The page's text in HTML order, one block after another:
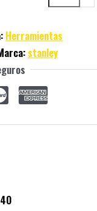
Herramientas
stanley